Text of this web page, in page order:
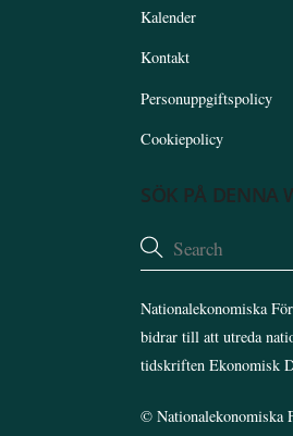
Kalender
Kontakt
Personuppgiftspolicy
Cookiepolicy
SÖK PÅ DENNA
Nationalekonomiska
bidrar till att utreda
tidskriften Ekonomisk
©Nationalekonomiska